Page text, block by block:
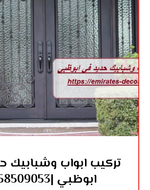
تركيب ابواب وشبابيك
ابوظبي |0558509053